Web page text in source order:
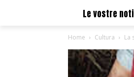
Le vostre
Home Cultura La